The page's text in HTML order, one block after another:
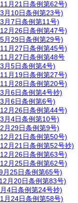
月21日条例第62号)
月10日条例第23号)
月7日条例第11号)
月26日条例第47号)
月29日条例第29号)
月27日条例第45号)
月27日条例第48号
月5日条例第4号)
月19日条例第27号)
月28日条例第20号)
月6日条例第4号抄)
月6日条例第6号)
月26日条例第44号)
月4日条例第10号)
月29日条例第9号)
月21日条例第50号)
月21日条例第52号抄)
月26日条例第63号)
月25日条例第62号)
月25日条例第65号)
月20日条例第83号)
4日条例第24号抄)
月24日条例第58号)